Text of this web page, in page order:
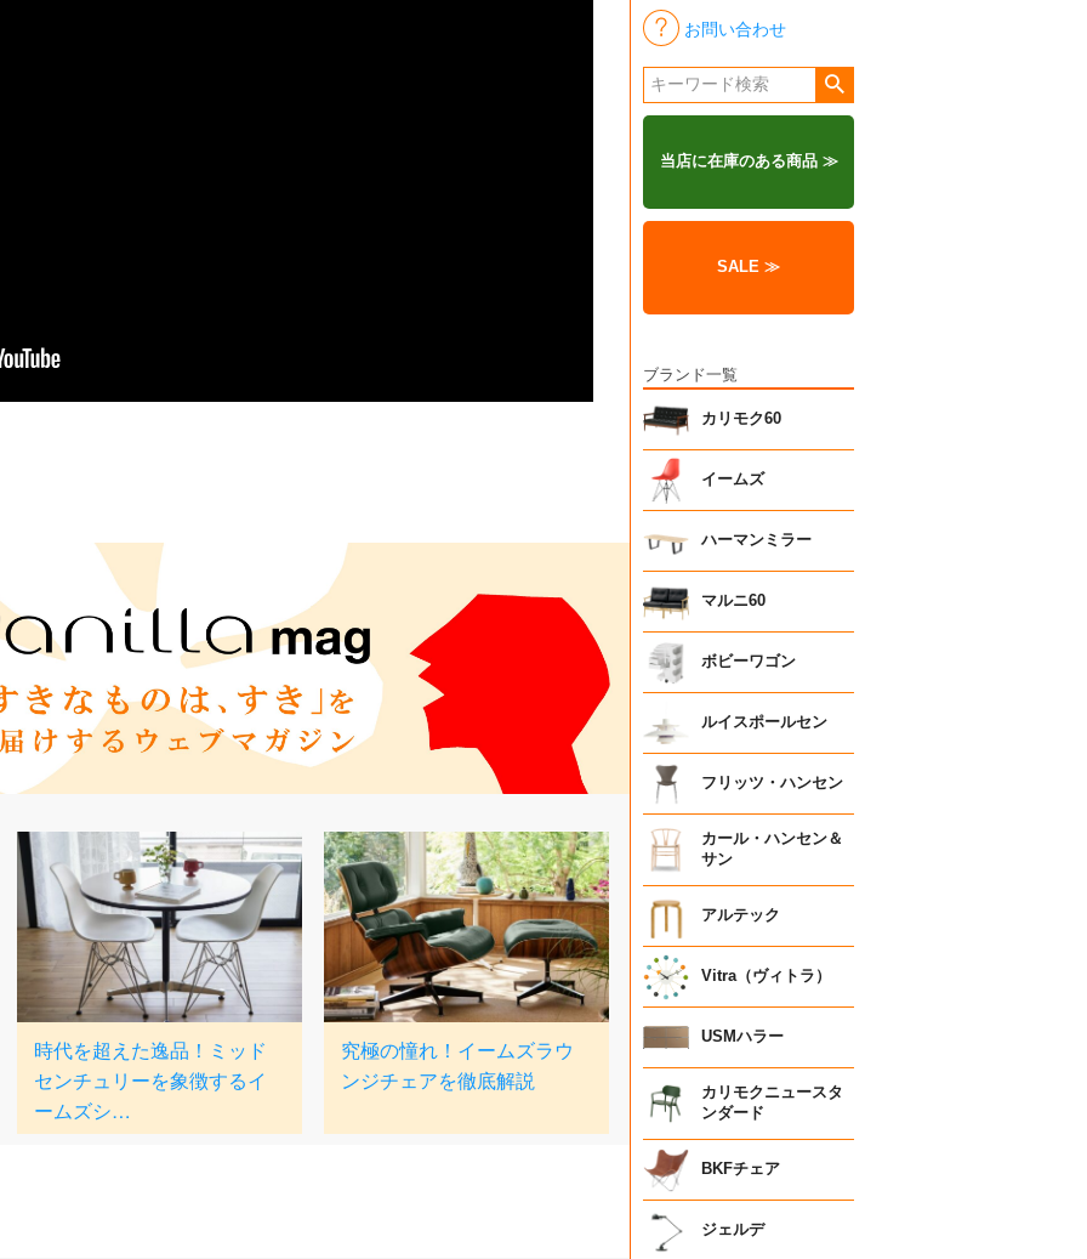
お問い合わせ
当店に在庫のある商品 ≫
SALE ≫
ブランド一覧
カリモク60
イームズ
ハーマンミラー
マルニ60
ボビーワゴン
ルイスポールセン
フリッツ・ハンセン
カール・ハンセン＆
サン
アルテック
Vitra（ヴィトラ）
USMハラー
カリモクニュースタ
ンダード
BKFチェア
ジェルデ